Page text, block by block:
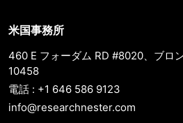
米国事務所
460 E フォーダム RD #8020、ブロ
10458
電話 : +1 646 586 9123
info@researchnester.com